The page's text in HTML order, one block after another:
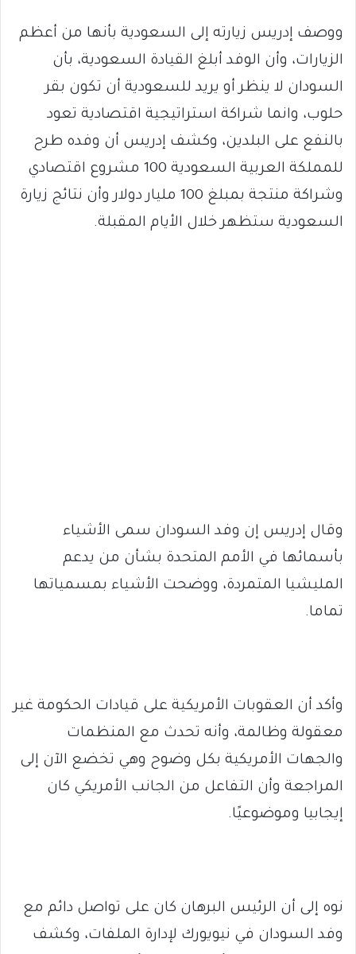
ووصف إدريس زيارته إلى السعودية بأنها من أعظم
الزيارات، وأن الوفد أبلغ القيادة السعودية، بأن
السودان لا ينظر أو يريد للسعودية أن تكون بقر
حلوب، وانما شراكة استراتيجية اقتصادية تعود
بالنفع على البلدين، وكشف إدريس أن وفده طرح
للمملكة العربية السعودية 100 مشروع اقتصادي
وشراكة منتجة بمبلغ 100 مليار دولار وأن نتائج زيارة
السعودية ستظهر خلال الأيام المقبلة.
وقال إدريس إن وفد السودان سمى الأشياء
بأسمائها في الأمم المتحدة بشأن من يدعم
المليشيا المتمردة، ووضحت الأشياء بمسمياتها
تماما.
وأكد أن العقوبات الأمريكية على قيادات الحكومة غير
معقولة وظالمة، وأنه تحدث مع المنظمات
والجهات الأمريكية بكل وضوح وهي تخضع الآن إلى
المراجعة وأن التفاعل من الجانب الأمريكي كان
إيجابيا وموضوعيًا.
نوه إلى أن الرئيس البرهان كان على تواصل دائم مع
وفد السودان في نيويورك لإدارة الملفات، وكشف